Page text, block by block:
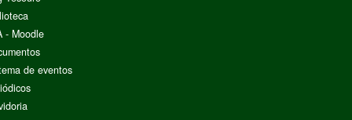
- Moodle
de eventos